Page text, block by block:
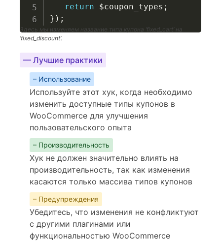
return
$coupon_types ;
} ) ;
Здесь мы изменяем название типа купона ‘fixed_cart’ на
‘fixed_discount’.
— Лучшие практики
– Использование
Используйте этот хук, когда необходимо
изменить доступные типы купонов в
WooCommerce для улучшения
пользовательского опыта
– Производительность
Хук не должен значительно влиять на
производительность, так как изменения
касаются только массива типов купонов
– Предупреждения
Убедитесь, что изменения не конфликтуют
с другими плагинами или
функциональностью WooCommerce